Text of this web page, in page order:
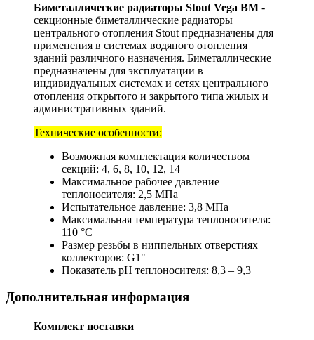
Биметаллические радиаторы Stout Vega BM -
секционные биметаллические радиаторы
центрального отопления Stout предназначены для
применения в системах водяного отопления
зданий различного назначения. Биметаллические
предназначены для эксплуатации в
индивидуальных системах и сетях центрального
отопления открытого и закрытого типа жилых и
административных зданий.
Технические особенности:
Возможная комплектация количеством
секций: 4, 6, 8, 10, 12, 14
Максимальное рабочее давление
теплоносителя: 2,5 МПа
Испытательное давление: 3,8 МПа
Максимальная температура теплоносителя:
110 °C
Размер резьбы в ниппельных отверстиях
коллекторов: G1"
Показатель pH теплоносителя: 8,3 – 9,3
Дополнительная информация
Комплект поставки